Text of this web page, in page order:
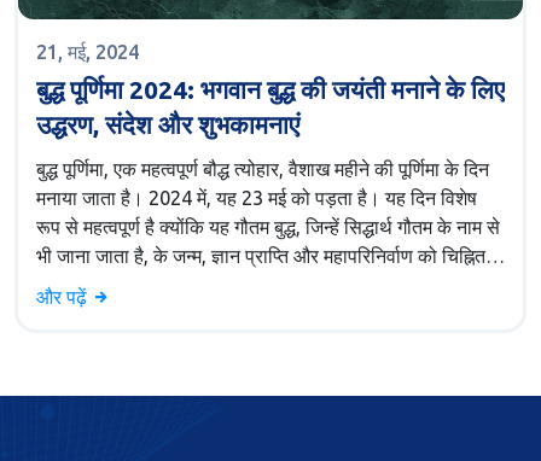
21, मई, 2024
बुद्ध पूर्णिमा 2024: भगवान बुद्ध की जयंती मनाने के लिए
उद्धरण, संदेश और शुभकामनाएं
बुद्ध पूर्णिमा, एक महत्वपूर्ण बौद्ध त्योहार, वैशाख महीने की पूर्णिमा के दिन
मनाया जाता है। 2024 में, यह 23 मई को पड़ता है। यह दिन विशेष
रूप से महत्वपूर्ण है क्योंकि यह गौतम बुद्ध, जिन्हें सिद्धार्थ गौतम के नाम से
भी जाना जाता है, के जन्म, ज्ञान प्राप्ति और महापरिनिर्वाण को चिह्नित
करता है।
और पढ़ें